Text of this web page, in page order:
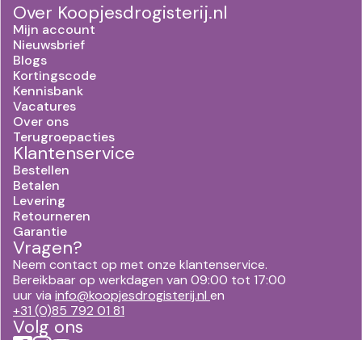
Over Koopjesdrogisterij.nl
Mijn account
Nieuwsbrief
Blogs
Kortingscode
Kennisbank
Vacatures
Over ons
Terugroepacties
Klantenservice
Bestellen
Betalen
Levering
Retourneren
Garantie
Vragen?
Neem contact op met onze klantenservice.
Bereikbaar op werkdagen van 09:00 tot 17:00
uur via info@koopjesdrogisterij.nl en
+31 (0)85 792 01 81
Volg ons